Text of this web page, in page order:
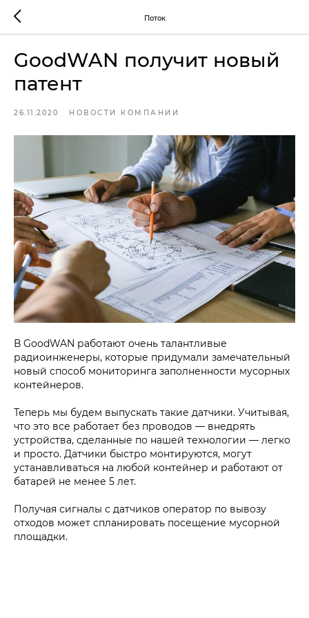
Поток
GoodWAN получит новый
патент
26.11.2020 НОВОСТИ КОМПАНИИ
В GoodWAN работают очень талантливые
радиоинженеры, которые придумали замечательный
новый способ мониторинга заполненности мусорных
контейнеров.
Теперь мы будем выпускать такие датчики. Учитывая,
что это все работает без проводов — внедрять
устройства, сделанные по нашей технологии — легко
и просто. Датчики быстро монтируются, могут
устанавливаться на любой контейнер и работают от
батарей не менее 5 лет.
Получая сигналы с датчиков оператор по вывозу
отходов может спланировать посещение мусорной
площадки.